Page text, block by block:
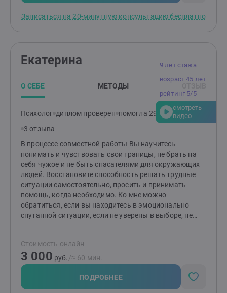
Записаться на 20-минутную консультацию бесплатно
9 лет стажа
возраст 45 лет
рейтинг 5/5
смотреть
видео
Екатерина
О СЕБЕ МЕТОДЫ
Психолог диплом проверен помогла 295 клиентам
3 отзыва
В процессе совместной работы Вы научитесь
понимать и чувствовать свои границы, не брать на
себя чужое и не быть спасателями для окружающих
людей. Восстановите способность решать трудные
ситуации самостоятельно, просить и принимать
помощь, когда необходимо. Ко мне можно
обратиться, если вы находитесь в эмоционально
спутанной ситуации, если не уверены в выборе, не
Стоимость онлайн
3 000 руб. /≈ 60 мин.
ПОДРОБНЕЕ